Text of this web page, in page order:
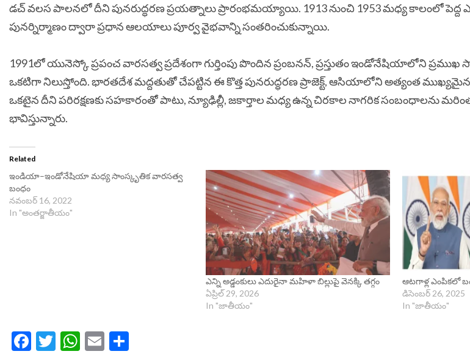
డచ్ వలస పాలనలో దీని పునరుద్ధరణ ప్రయత్నాలు ప్రారంభమయ్యాయి. 1913 నుంచి 1953 మధ్య కాలంలో పెద్ద
పునర్నిర్మాణం ద్వారా ప్రధాన ఆలయాలు పూర్వ వైభవాన్ని సంతరించుకున్నాయి.
1991లో యునెస్కో ప్రపంచ వారసత్వ ప్రదేశంగా గుర్తింపు పొందిన ప్రంబనన్, ప్రస్తుతం ఇండోనేషియాలోని ప్రముఖ
ఒకటిగా నిలుస్తోంది. భారతదేశ మద్దతుతో చేపట్టిన ఈ కొత్త పునరుద్ధరణ ప్రాజెక్ట్, ఆసియాలోని అత్యంత
ఒకటైన దీని పరిరక్షణకు సహకారంతో పాటు, న్యూఢిల్లీ, జకార్తాల మధ్య ఉన్న చిరకాల నాగరిక సంబంధాలను
భావిస్తున్నారు.
Related
ఇండియా–ఇండోనేషియా మధ్య సాంస్కృతిక వారసత్వ
బంధం
నవంబర్ 16, 2022
In "అంతర్జాతీయం"
ఎన్ని అడ్డంకులు ఎదురైనా మహిళా బిల్లుపై వెనక్కి తగ్గం
ఏప్రిల్ 29, 2026
In "జాతీయం"
ఆటగాళ్ల ఎంపికలో
డిసెంబర్ 26, 2025
In "జాతీయం"
Facebook
Twitter
WhatsApp
Email